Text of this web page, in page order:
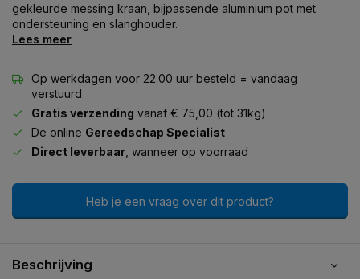
gekleurde messing kraan, bijpassende aluminium pot met
ondersteuning en slanghouder.
Lees meer
Op werkdagen voor 22.00 uur besteld = vandaag
verstuurd
Gratis verzending vanaf € 75,00 (tot 31kg)
De online Gereedschap Specialist
Direct leverbaar , wanneer op voorraad
Heb je een vraag over dit product?
Beschrijving